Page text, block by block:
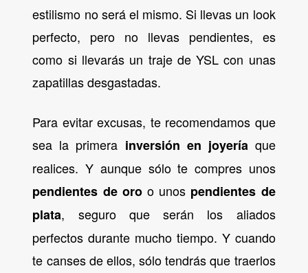
estilismo no será el mismo. Si llevas un look
perfecto, pero no llevas pendientes, es
como si llevarás un traje de YSL con unas
zapatillas desgastadas.
Para evitar excusas, te recomendamos que
sea la primera inversión en joyería que
realices. Y aunque sólo te compres unos
pendientes de oroo unos pendientes de
plata, seguro que serán los aliados
perfectos durante mucho tiempo. Y cuando
te canses de ellos, sólo tendrás que traerlos